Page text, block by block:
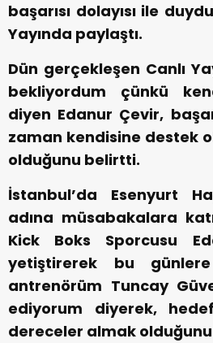
başarısı dolayısı ile
Yayında paylaştı.
Dün gerçekleşen Canlı
bekliyordum çünkü
diyen Edanur Çevir,
zaman kendisine destek
olduğunu belirtti.
İstanbul’da Esenyurt
adına müsabakalara
Kick Boks Sporcusu
yetiştirerek bu
antrenörüm Tuncay
ediyorum diyerek,
dereceler almak